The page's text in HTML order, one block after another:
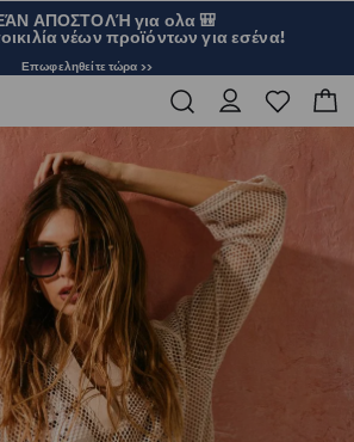
ΑΠΟΣΤΟΛΉ για ολα 🎒
νέων προϊόντων για εσένα!
Επωφεληθείτε τώρα >>